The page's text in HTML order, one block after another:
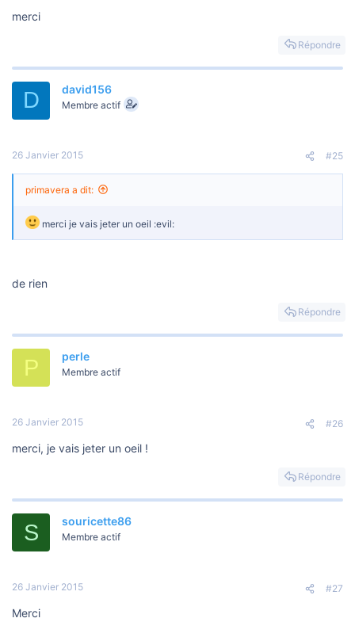
merci
Répondre
D david156
Membre actif
26 Janvier 2015 #25
primavera a dit:
merci je vais jeter un oeil :evil:
de rien
Répondre
P perle
Membre actif
26 Janvier 2015 #26
merci, je vais jeter un oeil !
Répondre
S souricette86
Membre actif
26 Janvier 2015 #27
Merci